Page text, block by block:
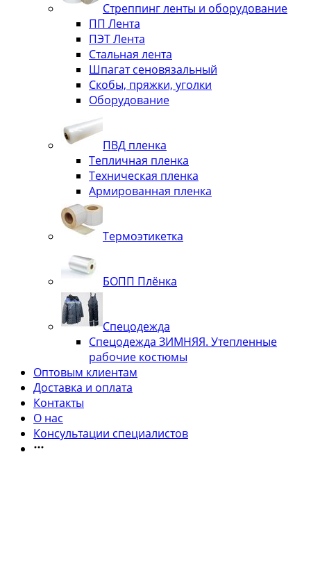
Стреппинг ленты и оборудование
ПП Лента
ПЭТ Лента
Стальная лента
Шпагат сеновязальный
Скобы, пряжки, уголки
Оборудование
ПВД пленка
Тепличная пленка
Техническая пленка
Армированная пленка
Термоэтикетка
БОПП Плёнка
Спецодежда
Спецодежда ЗИМНЯЯ. Утепленные
рабочие костюмы
Оптовым клиентам
Доставка и оплата
Контакты
О нас
Консультации специалистов